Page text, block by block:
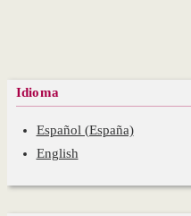
Idioma
Español (España)
English